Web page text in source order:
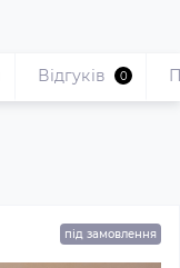
Відгуків 0
під замовлення